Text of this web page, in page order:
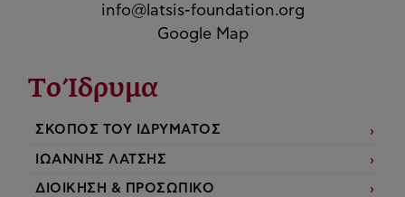
info@latsis-foundation.org
Google Map
Το Ίδρυμα
ΣΚΟΠΟΣ ΤΟΥ ΙΔΡΥΜΑΤΟΣ
ΙΩΑΝΝΗΣ ΛΑΤΣΗΣ
ΔΙΟΙΚΗΣΗ & ΠΡΟΣΩΠΙΚΟ